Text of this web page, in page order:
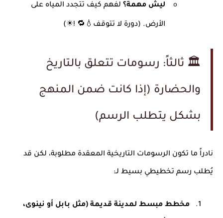
o ليش مهمة؟ لفهم كيف تتجدد المياه على
الأرض. (دورة لا تتوقف ! 🔁💧
☀
(
🏛 ثالثاً: رسومات تتعلق بالتاريخ
والحضارة (إذا كانت ضمن المنهج
بشكل يتطلب الرسم(
نادراً ما تكون الرسومات التاريخية المعقدة مطلوبة، لكن قد
يُطلب رسم تخطيطي بسيط لـ:
1. مخطط مبسط لمدينة قديمة (مثل بابل أو نينوى،